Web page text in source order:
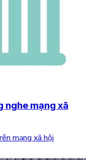
nghe mạng xã
mạng xã hội